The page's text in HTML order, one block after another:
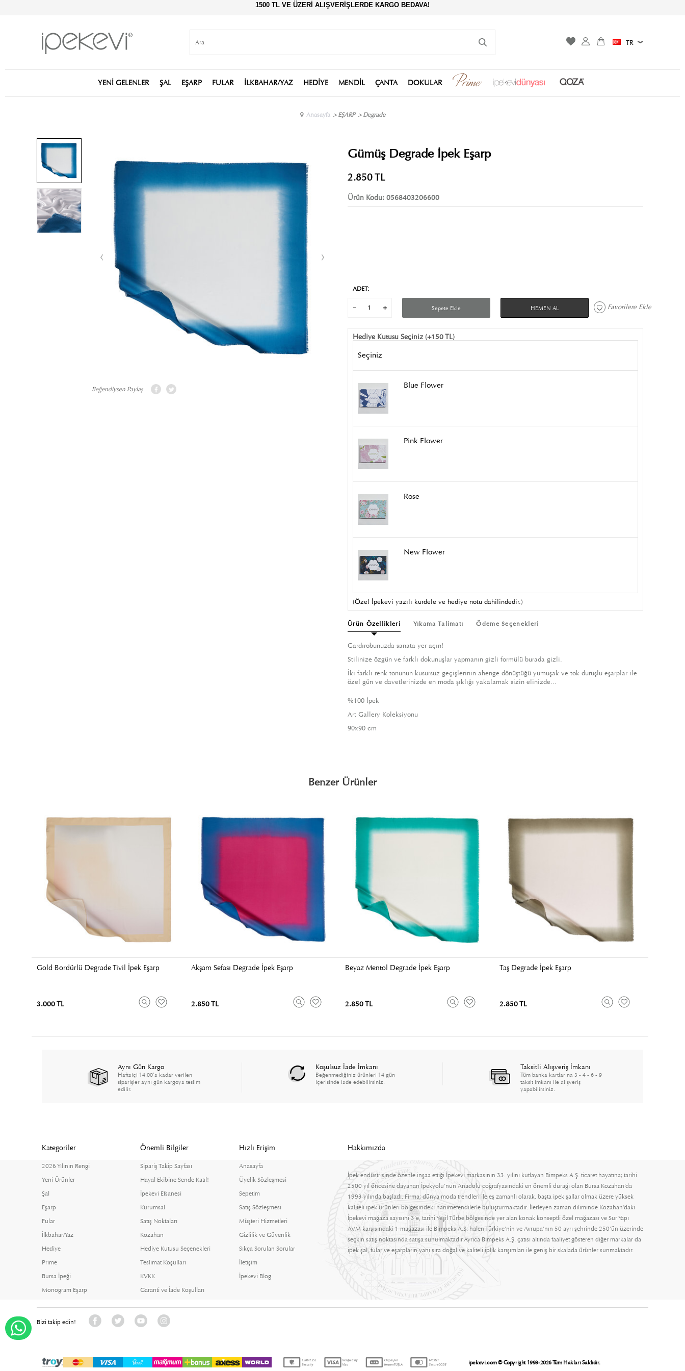
1500 TL VE ÜZERİ ALIŞVERİŞLERDE KARGO BEDAVA!
TR
YENİ GELENLER ŞAL EŞARP FULAR İLKBAHAR/YAZ HEDİYE MENDİL ÇANTA DOKULAR
Anasayfa >EŞARP >Degrade
Beğendiysen Paylaş
Gümüş Degrade İpek Eşarp
2.850TL
Ürün Kodu: 0568403206600
ADET:
Sepete Ekle HEMEN AL Favorilere Ekle
Hediye Kutusu Seçiniz (+150 TL)
Seçiniz
Blue Flower
Pink Flower
Rose
New Flower
(Özel İpekevi yazılı kurdele ve hediye notu dahilindedir.)
Ürün Özellikleri Yıkama Talimatı Ödeme Seçenekleri
Gardırobunuzda sanata yer açın!
Stilinize özgün ve farklı dokunuşlar yapmanın gizli formülü burada gizli.
İki farklı renk tonunun kusursuz geçişlerinin ahenge dönüştüğü yumuşak ve tok duruşlu eşarplar ile
özel gün ve davetlerinizde en moda şıklığı yakalamak sizin elinizde...
%100 İpek
Art Gallery Koleksiyonu
90x90 cm
Benzer Ürünler
Gold Bordürlü Degrade Tivil İpek Eşarp
3.000 TL
Akşam Sefası Degrade İpek Eşarp
2.850 TL
Beyaz Mentol Degrade İpek Eşarp
2.850 TL
Taş Degrade İpek Eşarp
2.850 TL
Aynı Gün Kargo
Haftaiçi 14:00'a kadar verilen
siparişler aynı gün kargoya teslim
edilir.
Koşulsuz İade İmkanı
Beğenmediğiniz ürünleri 14 gün
içerisinde iade edebilirsiniz.
Taksitli Alışveriş İmkanı
Tüm banka kartlarına 3 - 4 - 6 - 9
taksit imkanı ile alışveriş
yapabilirsiniz.
Kategoriler
2026 Yılının Rengi
Yeni Ürünler
Şal
Eşarp
Fular
İlkbahar/Yaz
Hediye
Prime
Bursa İpeği
Monogram Eşarp
Önemli Bilgiler
Sipariş Takip Sayfası
Hayal Ekibine Sende Katıl!
İpekevi Efsanesi
Kurumsal
Satış Noktaları
Kozahan
Hediye Kutusu Seçenekleri
Teslimat Koşulları
KVKK
Garanti ve İade Koşulları
Hızlı Erişim
Anasayfa
Üyelik Sözleşmesi
Sepetim
Satış Sözleşmesi
Müşteri Hizmetleri
Gizlilik ve Güvenlik
Sıkça Sorulan Sorular
İletişim
İpekevi Blog
Hakkımızda
İpek endüstrisinde özenle inşaa ettiği İpekevi markasının 33. yılını kutlayan Bimpeks A.Ş. ticaret hayatına; tarihi
2500 yıl öncesine dayanan İpekyolu’nun Anadolu coğrafyasındaki en önemli durağı olan Bursa Kozahan’da
1993 yılında başladı. Firma; dünya moda trendleri ile eş zamanlı olarak, başta ipek şallar olmak üzere yüksek
kaliteli ipek ürünleri bölgesindeki hanımefendilerle buluşturmaktadır. İlerleyen zaman diliminde Kozahan’daki
İpekevi mağaza sayısını 3’e, tarihi Yeşil Türbe bölgesinde yer alan konak konseptli özel mağazası ve Sur Yapı
AVM karşısındaki 1 mağazası ile Bimpeks A.Ş. halen Türkiye’nin ve Avrupa’nın 50 ayrı şehrinde 250’ün üzerinde
seçkin satış noktasında satışa sunulmaktadır.Ayrıca Bimpeks A.Ş. çatısı altında faaliyet gösteren diğer markalar da
ipek şal, fular ve eşarpların yanı sıra doğal ve kaliteli iplik karışımları ile geniş bir skalada ürünler sunmaktadır.
Bizi takip edin!
ipekevi.com © Copyright 1993-2026 Tüm Hakları Saklıdır.
WHATSAPP DESTEK